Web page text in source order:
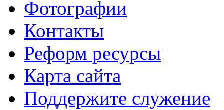
Фотографии
Контакты
Реформ ресурсы
Карта сайта
Поддержите служение